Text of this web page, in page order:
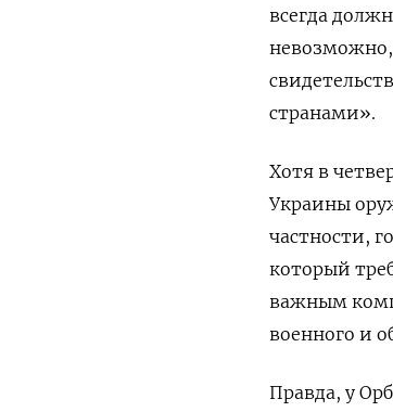
всегда
невозможно,
странами».
Хотя в
Украины
частности,
который
важным
военного и
Правда, у